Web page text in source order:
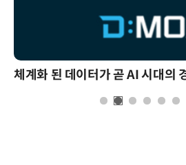
체계화 된 데이터가 곧 AI 시대의